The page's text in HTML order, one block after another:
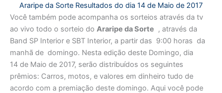
Araripe da Sorte Resultados do dia 14 de Maio de 2017
Você também pode acompanha os sorteios através da tv
ao vivo todo o sorteio do Araripe da Sorte , através da
Band SP Interior e SBT Interior, a partir das 9:00 horas da
manhã de domingo. Nesta edição deste Domingo, dia
14 de Maio de 2017, serão distribuídos os seguintes
prêmios: Carros, motos, e valores em dinheiro tudo de
acordo com a premiação deste domingo. Aqui você pode